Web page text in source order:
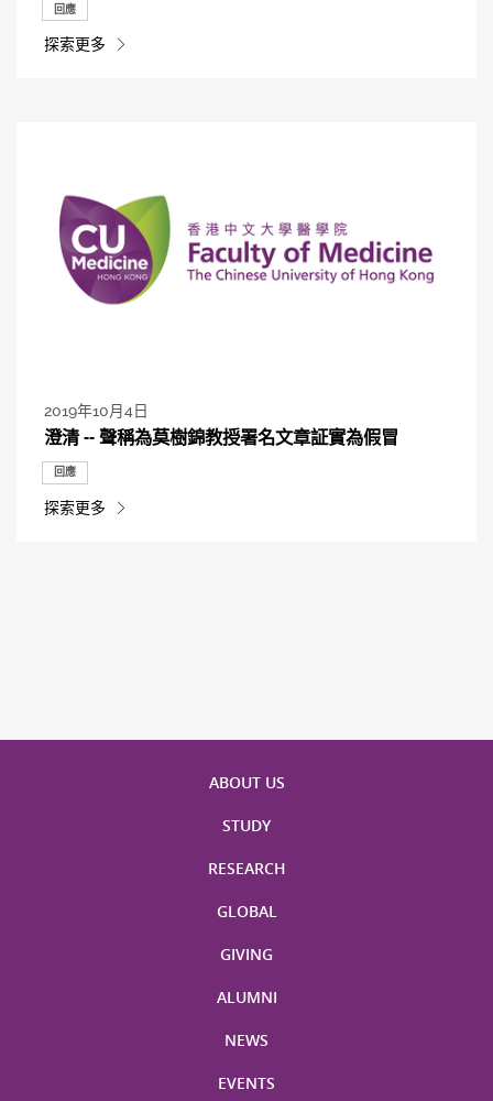
回應
探索更多
2019年10月4日
澄清 -- 聲稱為莫樹錦教授署名文章証實為假冒
回應
探索更多
ABOUT US
STUDY
RESEARCH
GLOBAL
GIVING
ALUMNI
NEWS
EVENTS